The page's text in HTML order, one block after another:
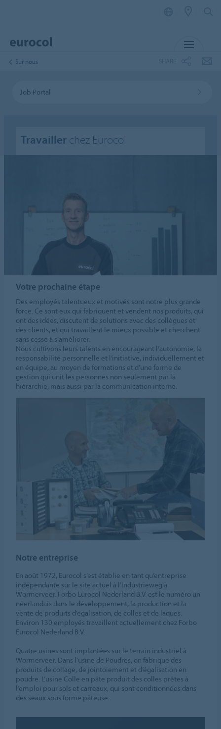
Sur nous
Job Portal
Travailler chez Eurocol
Votre prochaine étape
Des employés talentueux et motivés sont notre plus grande
force. Ce sont eux qui fabriquent et vendent nos produits, qui
ont des idées, discutent de solutions avec des collègues et
des clients, et qui travaillent le mieux possible et cherchent
sans cesse à s’améliorer.
Nous cultivons leurs talents en encourageant l’autonomie, la
responsabilité personnelle et l’initiative, individuellement et
en équipe, au moyen de formations et d’une forme de
gestion qui unit les personnes non seulement par la
hiérarchie, mais aussi par la communication interne.
Notre entreprise
En août 1972, Eurocol s’est établie en tant qu’entreprise
indépendante sur le site actuel à l’Industrieweg à
Wormerveer. Forbo Eurocol Nederland B.V. est le numéro un
néerlandais dans le développement, la production et la
vente de produits d’égalisation, de colles et de laques.
Environ 130 employés travaillent actuellement chez Forbo
Eurocol Nederland B.V.
Quatre usines sont implantées sur le terrain industriel à
Wormerveer. Dans l’usine de Poudres, on fabrique des
produits de collage, de jointoiement et d’égalisation en
poudre. L’usine Colle en pâte produit des colles prêtes à
l’emploi pour sols et carreaux, qui sont conditionnées dans
des seaux sous forme pâteuse.